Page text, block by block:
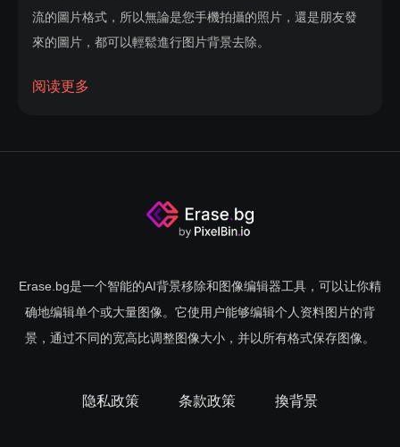
流的圖片格式，所以無論是您手機拍攝的照片，還是朋友發
來的圖片，都可以輕鬆進行图片背景去除。
ERASE.BG還是一款應用廣泛的背景去除工具，除了支持線
無論網頁版ERASE.BG或安裝於設備中的ERASE.BG去背景
片放入到軟體中，軟體會自動進行ai去除背景，智能選擇，快
速又精確。
由此您可以藉助ERASE.BG，來完成多種個性圖案製作，比
logo圖案，將它們重新與不同背景組合，更得心應手、輕鬆
阅读更多
Erase.bg是一个智能的AI背景移除和图像编辑器工具，可以让你精
确地编辑单个或大量图像。它使用户能够编辑个人资料图片的背
景，通过不同的宽高比调整图像大小，并以所有格式保存图像。
隐私政策 条款政策 換背景